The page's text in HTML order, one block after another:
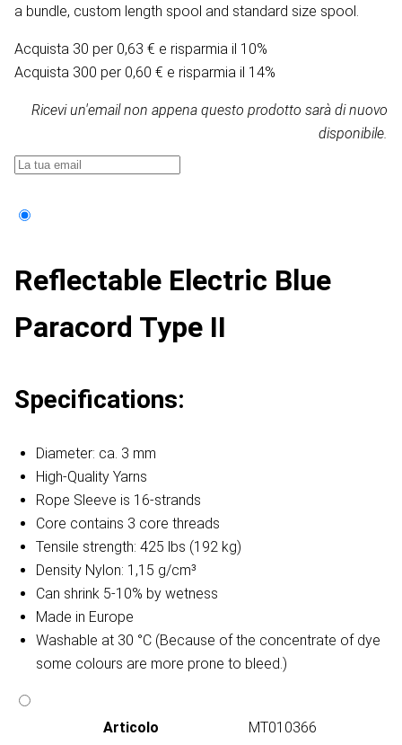
a bundle, custom length spool and standard size spool.
Acquista 30 per 0,63 € e risparmia il 10%
Acquista 300 per 0,60 € e risparmia il 14%
Ricevi un'email non appena questo prodotto sarà di nuovo
disponibile.
Reflectable Electric Blue
Paracord Type II
Specifications:
Diameter: ca. 3 mm
High-Quality Yarns
Rope Sleeve is 16-strands
Core contains 3 core threads
Tensile strength: 425 lbs (192 kg)
Density Nylon: 1,15 g/cm³
Can shrink 5-10% by wetness
Made in Europe
Washable at 30 °C (Because of the concentrate of dye
some colours are more prone to bleed.)
Articolo
MT010366